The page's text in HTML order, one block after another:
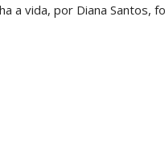
a vida, por Diana Santos,